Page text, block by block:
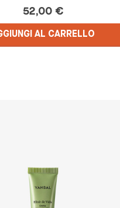
52,00 €
AL CARRELLO